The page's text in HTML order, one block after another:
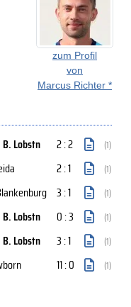
zum Profil
von
Marcus Richter *
B. Lobstn 2 : 2 (1)
2 : 1 (1)
3 : 1 (1)
B. Lobstn 0 : 3 (1)
B. Lobstn 3 : 1 (1)
11 : 0 (1)